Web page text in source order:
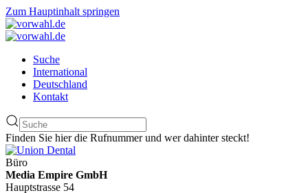
Zum Hauptinhalt springen
Suche
International
Deutschland
Kontakt
Finden Sie hier die Rufnummer und wer dahinter steckt!
Büro
Media Empire GmbH
Hauptstrasse 54